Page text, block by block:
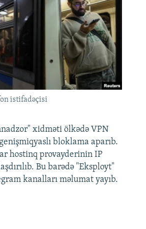
istifadəçisi
xidməti ölkədə VPN
bloklama aparıb.
hostinq provayderinin IP
Bu barədə "Eksployt"
kanalları məlumat yayıb.